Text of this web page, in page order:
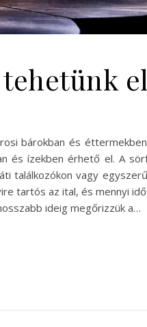
bárokban és
és ízekben érhető el. A
találkozókon vagy
tartós az ital, és mennyi
ideig megőrizzük a…